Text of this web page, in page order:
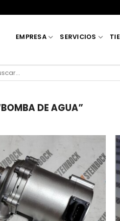
EMPRESA SERVICIOS
DE AGUA”